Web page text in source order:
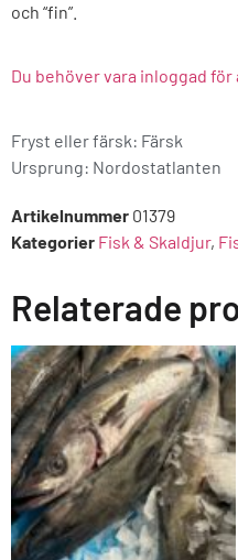
och “fin”.
Du behöver vara inloggad för
Fryst eller färsk: Färsk
Ursprung: Nordostatlanten
Artikelnummer 01379
Kategorier Fisk & Skaldjur,
Relaterade